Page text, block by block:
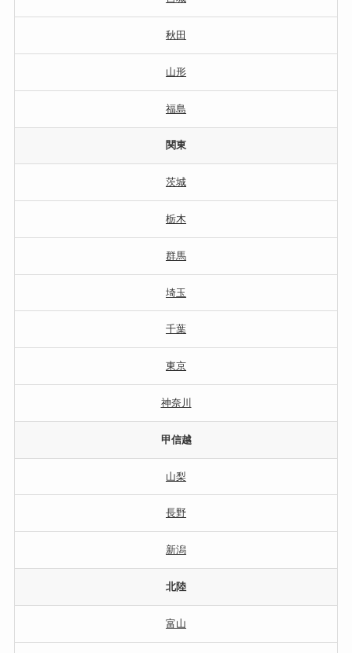
秋田
山形
福島
関東
茨城
栃木
群馬
埼玉
千葉
東京
神奈川
甲信越
山梨
長野
新潟
北陸
富山